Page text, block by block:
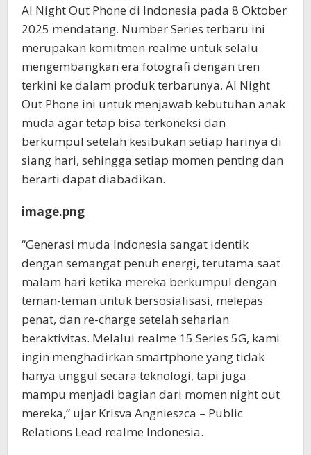
AI Night Out Phone di Indonesia pada 8 Oktober
2025 mendatang. Number Series terbaru ini
merupakan komitmen realme untuk selalu
mengembangkan era fotografi dengan tren
terkini ke dalam produk terbarunya. AI Night
Out Phone ini untuk menjawab kebutuhan anak
muda agar tetap bisa terkoneksi dan
berkumpul setelah kesibukan setiap harinya di
siang hari, sehingga setiap momen penting dan
berarti dapat diabadikan.
image.png
“Generasi muda Indonesia sangat identik
dengan semangat penuh energi, terutama saat
malam hari ketika mereka berkumpul dengan
teman-teman untuk bersosialisasi, melepas
penat, dan re-charge setelah seharian
beraktivitas. Melalui realme 15 Series 5G, kami
ingin menghadirkan smartphone yang tidak
hanya unggul secara teknologi, tapi juga
mampu menjadi bagian dari momen night out
mereka,” ujar Krisva Angnieszca – Public
Relations Lead realme Indonesia.